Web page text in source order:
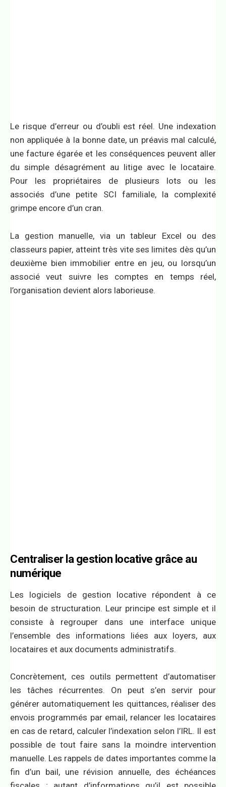
Le risque d’erreur ou d’oubli est réel. Une indexation
non appliquée à la bonne date, un préavis mal calculé,
une facture égarée et les conséquences peuvent aller
du simple désagrément au litige avec le locataire.
Pour les propriétaires de plusieurs lots ou les
associés d’une petite SCI familiale, la complexité
grimpe encore d’un cran.
La gestion manuelle, via un tableur Excel ou des
classeurs papier, atteint très vite ses limites dès qu’un
deuxième bien immobilier entre en jeu, ou lorsqu’un
associé veut suivre les comptes en temps réel,
l’organisation devient alors laborieuse.
Centraliser la gestion locative grâce au
numérique
Les logiciels de gestion locative répondent à ce
besoin de structuration. Leur principe est simple et il
consiste à regrouper dans une interface unique
l’ensemble des informations liées aux loyers, aux
locataires et aux documents administratifs.
Concrètement, ces outils permettent d’automatiser
les tâches récurrentes. On peut s’en servir pour
générer automatiquement les quittances, réaliser des
envois programmés par email, relancer les locataires
en cas de retard, calculer l’indexation selon l’IRL. Il est
possible de tout faire sans la moindre intervention
manuelle. Les rappels de dates importantes comme la
fin d’un bail, une révision annuelle, des échéances